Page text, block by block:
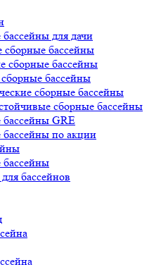
для дачи
сборные бассейны
сборные бассейны
бассейны
сборные бассейны
сборные бассейны
GRE
по акции
бассейнов